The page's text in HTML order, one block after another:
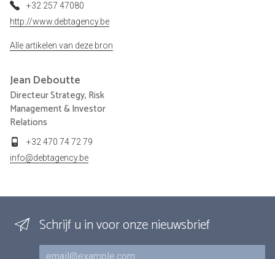
+32 257 47080
http://www.debtagency.be
Alle artikelen van deze bron
Jean Deboutte
Directeur Strategy, Risk
Management & Investor
Relations
+32 470 74 72 79
info@debtagency.be
Schrijf u in voor onze nieuwsbrief
E-mail